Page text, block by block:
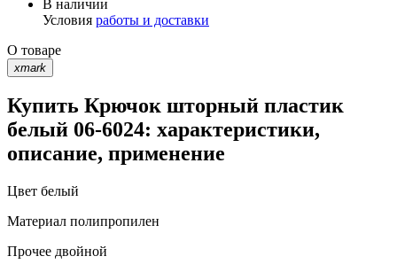
В наличии
Условия работы и доставки
О товаре
xmark
Купить Крючок шторный пластик
белый 06-6024: характеристики,
описание, применение
Цвет белый
Материал полипропилен
Прочее двойной